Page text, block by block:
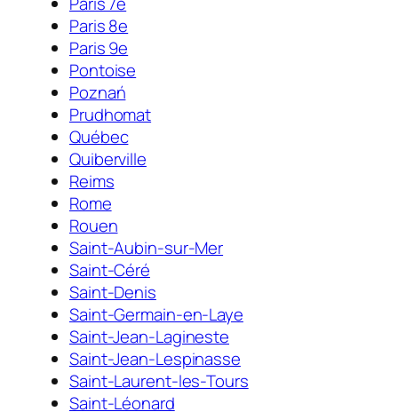
Paris 8e
Paris 9e
Pontoise
Poznań
Prudhomat
Québec
Quiberville
Reims
Rome
Rouen
Saint-Aubin-sur-Mer
Saint-Céré
Saint-Denis
Saint-Germain-en-Laye
Saint-Jean-Lagineste
Saint-Jean-Lespinasse
Saint-Laurent-les-Tours
Saint-Léonard